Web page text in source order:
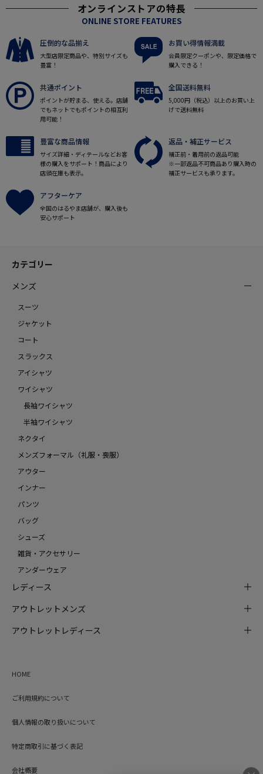
オンラインストアの特長
ONLINE STORE FEATURES
圧倒的な品揃え
大型店限定商品や、特別サイズも
豊富！
お買い得情報満載
会員限定クーポンや、限定価格で
購入できる！
共通ポイント
ポイントが貯まる、使える。店舗
でもネットでもポイントの相互利
用可能！
全国送料無料
5,000円（税込）以上のお買い上
げで送料無料
豊富な商品情報
サイズ詳細・ディテールなどお客
様の購入をサポート！商品により
店頭在庫も表示。
返品・補正サービス
補正前・着用前の返品可能
※一部返品不可商品あり購入時の
補正サービスも承ります。
アフターケア
全国のはるやま店舗が、購入後も
安心サポート
カテゴリー
メンズ
スーツ
ジャケット
コート
スラックス
アイシャツ
ワイシャツ
長袖ワイシャツ
半袖ワイシャツ
ネクタイ
メンズフォーマル（礼服・喪服）
アウター
インナー
パンツ
バッグ
シューズ
雑貨・アクセサリー
アンダーウェア
レディース
アウトレットメンズ
アウトレットレディース
HOME
ご利用規約について
個人情報の取り扱いについて
特定商取引に基づく表記
会社概要